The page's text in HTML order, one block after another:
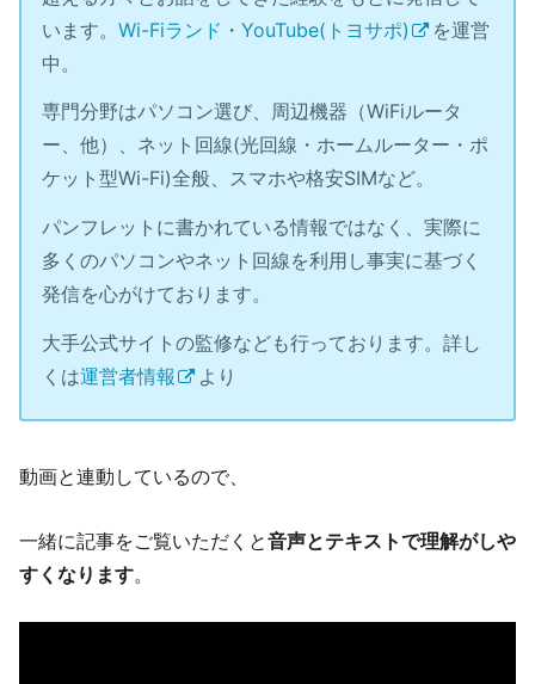
います。 Wi-Fiランド ・ YouTube(トヨサポ)
を運営
中。
専門分野はパソコン選び、周辺機器（WiFiルータ
ー、他）、ネット回線(光回線・ホームルーター・ポ
ケット型Wi-Fi)全般、スマホや格安SIMなど。
パンフレットに書かれている情報ではなく、実際に
多くのパソコンやネット回線を利用し事実に基づく
発信を心がけております。
大手公式サイトの監修なども行っております。詳し
くは運営者情報 より
動画と連動しているので、
一緒に記事をご覧いただくと音声とテキストで理解がしや
すくなります。